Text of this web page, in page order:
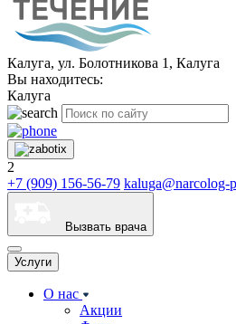
Калуга, ул. Болотникова 1, Калуга
Вы находитесь:
Калуга
2
+7 (909) 156-56-79 kaluga@narcolog-
Вызвать врача
Услуги
О нас
Акции